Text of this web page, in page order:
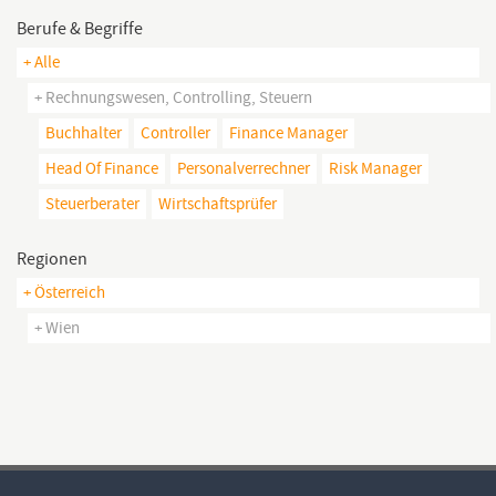
Berufe & Begriffe
+ Alle
+ Rechnungswesen, Controlling, Steuern
Buchhalter
Controller
Finance Manager
Head Of Finance
Personalverrechner
Risk Manager
Steuerberater
Wirtschaftsprüfer
Regionen
+ Österreich
+ Wien